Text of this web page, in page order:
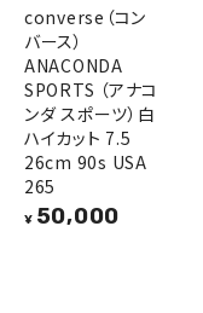
converse（コン
バース）
ANACONDA
SPORTS （アナコ
ンダ スポーツ）白
ハイカット 7.5
26cm 90s USA
265
¥ 50,000